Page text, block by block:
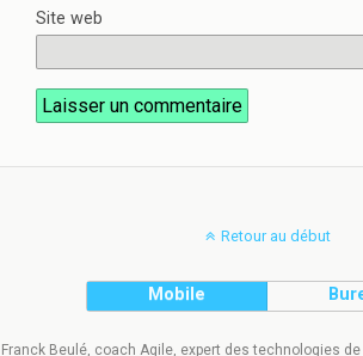
Site web
Retour au début
Mobile
Franck Beulé, coach Agile, expert des technologies